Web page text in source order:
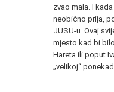
zvao mala. I
neobično prija,
JUSU-u. Ovaj
mjesto kad bi
Hareta ili poput
„velikoj“